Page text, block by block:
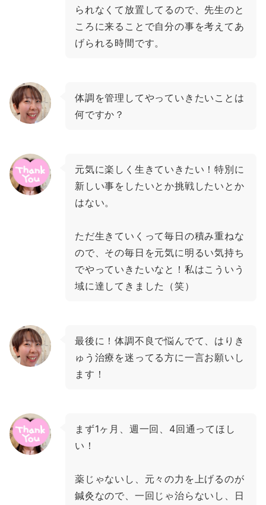
られなくて放置してるので、先生のと
ころに来ることで自分の事を考えてあ
げられる時間です。
体調を管理してやっていきたいことは
何ですか？
元気に楽しく生きていきたい！特別に
新しい事をしたいとか挑戦したいとか
はない。
ただ生きていくって毎日の積み重ねな
ので、その毎日を元気に明るい気持ち
でやっていきたいなと！私はこういう
域に達してきました（笑）
最後に！体調不良で悩んでて、はりき
ゅう治療を迷ってる方に一言お願いし
ます！
まず1ヶ月、週一回、4回通ってほし
い！
薬じゃないし、元々の力を上げるのが
鍼灸なので、一回じゃ治らないし、日